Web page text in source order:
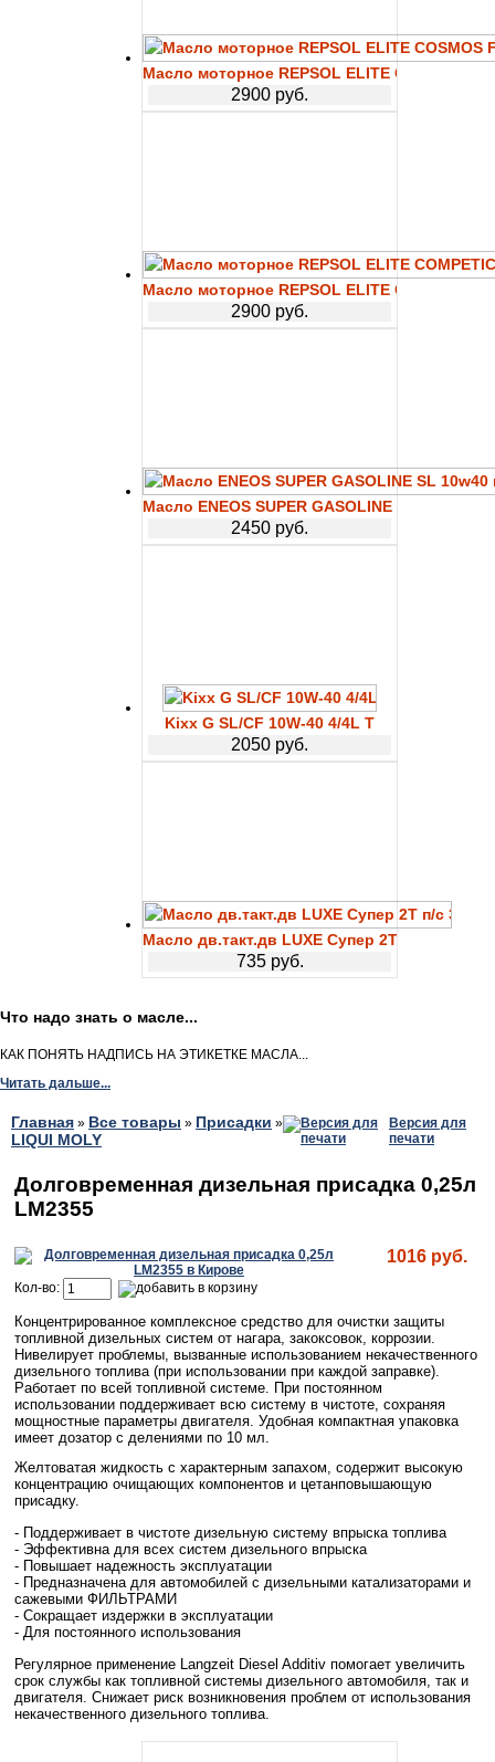
Масло моторное REPSOL ELITE COSMOS F
2900 руб.
Масло моторное REPSOL ELITE
2900 руб.
Масло ENEOS SUPER GASOLINE SL 10w40 п/
2450 руб.
Kixx G SL/CF 10W-40 4/4L T
2050 руб.
Масло дв.такт.дв LUXE Супер 2Т п/с 3л
735 руб.
Что надо знать о масле...
КАК ПОНЯТЬ НАДПИСЬ НА ЭТИКЕТКЕ МАСЛА...
Читать дальше...
Главная » Все товары » Присадки »
LIQUI MOLY
Версия для
печати
Долговременная дизельная присадка 0,25л
LM2355
1016 руб.
Кол-во:
Концентрированное комплексное средство для очистки защиты
топливной дизельных систем от нагара, закоксовок, коррозии.
Нивелирует проблемы, вызванные использованием некачественного
дизельного топлива (при использовании при каждой заправке).
Работает по всей топливной системе. При постоянном
использовании поддерживает всю систему в чистоте, сохраняя
мощностные параметры двигателя. Удобная компактная упаковка
имеет дозатор с делениями по 10 мл.
Желтоватая жидкость с характерным запахом, содержит высокую
концентрацию очищающих компонентов и цетанповышающую
присадку.
- Поддерживает в чистоте дизельную систему впрыска топлива
- Эффективна для всех систем дизельного впрыска
- Повышает надежность эксплуатации
- Предназначена для автомобилей с дизельными катализаторами и
сажевыми ФИЛЬТРАМИ
- Сокращает издержки в эксплуатации
- Для постоянного использования
Регулярное применение Langzeit Diesel Additiv помогает увеличить
срок службы как топливной системы дизельного автомобиля, так и
двигателя. Снижает риск возникновения проблем от использования
некачественного дизельного топлива.